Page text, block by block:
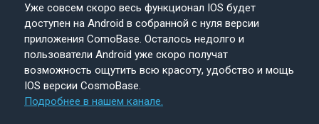
Уже совсем скоро весь функционал IOS будет
доступен на Android в собранной с нуля версии
приложения ComoBase. Осталось недолго и
пользователи Android уже скоро получат
возможность ощутить всю красоту, удобство и мощь
IOS версии CosmoBase.
Подробнее в нашем канале.